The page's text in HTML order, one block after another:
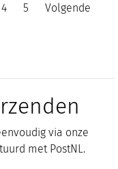
4 5 Volgende
via onze
met PostNL.